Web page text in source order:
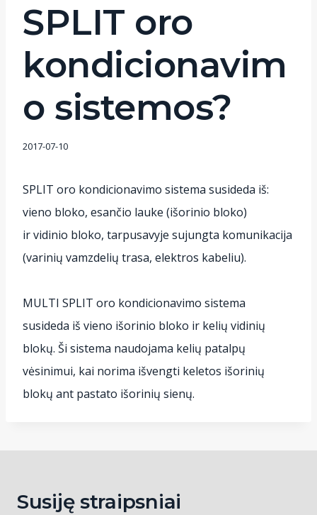
SPLIT oro
kondicionavim
o sistemos?
2017-07-10
SPLIT oro kondicionavimo sistema susideda iš:
vieno bloko, esančio lauke (išorinio bloko)
ir vidinio bloko, tarpusavyje sujungta komunikacija
(varinių vamzdelių trasa, elektros kabeliu).
MULTI SPLIT oro kondicionavimo sistema
susideda iš vieno išorinio bloko ir kelių vidinių
blokų. Ši sistema naudojama kelių patalpų
vėsinimui, kai norima išvengti keletos išorinių
blokų ant pastato išorinių sienų.
Susiję straipsniai